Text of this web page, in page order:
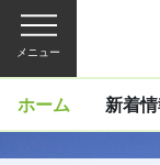
メニュー
ホーム 新着